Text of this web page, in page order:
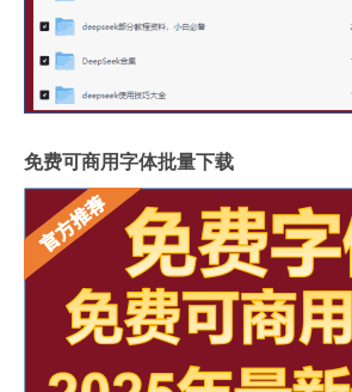
免费可商用字体批量下载